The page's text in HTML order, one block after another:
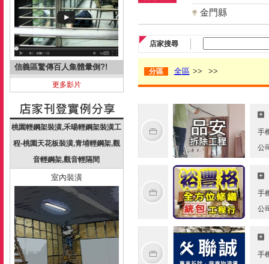
信義區驚傳百人集體暈倒?!
更多影片
桃園輕鋼架裝潢,禾暘輕鋼架裝潢工
程-桃園天花板裝潢,青埔輕鋼架,觀
音輕鋼架,觀音輕隔間
室內裝潢
金門縣
店家搜尋
分區 全區 >> >>
手
公
手
公
手